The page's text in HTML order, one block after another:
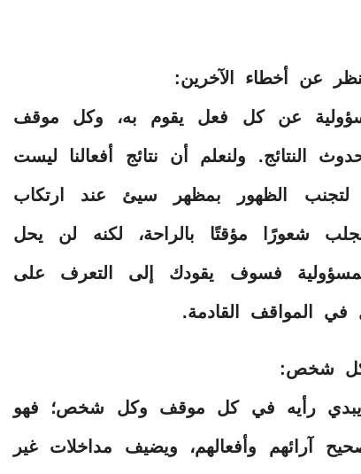
عن أخطاء الآخرين:
عن كل فعل يقوم به، وكل موقف
النتائج. ولنعلم أن نتائج أفعالنا ليست
لتجنب الظهور بمظهر سيئ عند ارتكاب
شعورًا مؤقتًا بالراحة، لكنه لن يحل
فسوف يقودك إلى التعرف على
في المواقف القادمة.
شخص:
يبدي رأيه في كل موقف وكل شخص؛ فهو
وأفعالهم، ويضيف مداخلات غير